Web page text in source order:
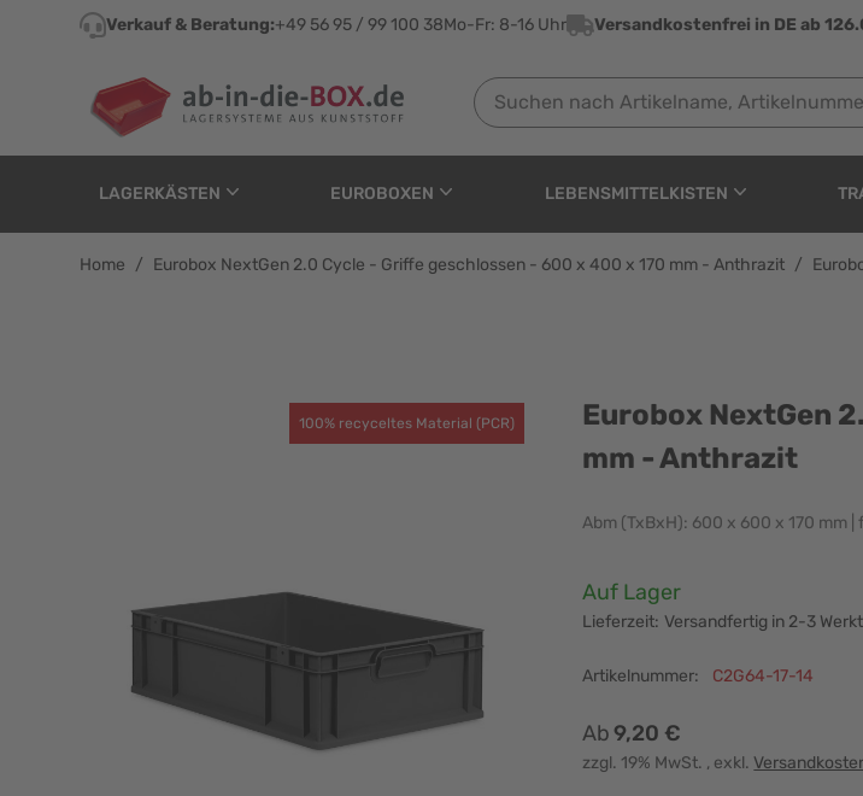
Direkt zum Inhalt
Verkauf & Beratung:+49 56 95 / 99 100 38Mo-Fr: 8-16 Uhr Versandkostenfrei in DE ab
Suchen nach Artikelname, Artikelnummer,
LAGERKÄSTEN EUROBOXEN LEBENSMITTELKISTEN
Home / Eurobox NextGen 2.0 Cycle - Griffe geschlossen - 600 x 400 x 170 mm - Anthrazit /
Eurobox NextGen 2.0 Cycle - Griffe
100% recyceltes Material (PCR)
Eurobox NextGen
mm - Anthrazit
Abm (TxBxH): 600 x 600 x 170 mm
Verfügbarkeit:
Auf Lager
Lieferzeit: Versandfertig in 2-3
Artikelnummer: C2G64-17-14
Ab9,20 €
zzgl. 19% MwSt. , exkl.